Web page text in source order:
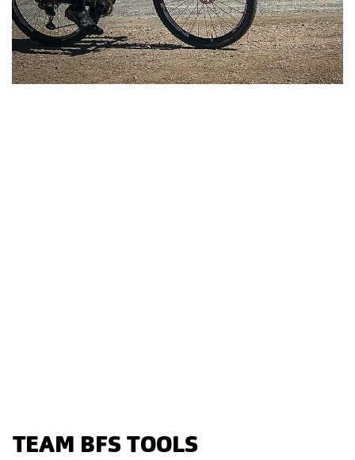
TEAM BFS TOOLS